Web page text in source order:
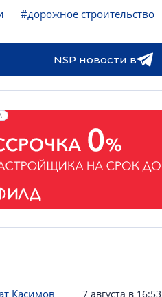
#дорожное строительство
NSP новости в
Касимов 7 августа в 16:53